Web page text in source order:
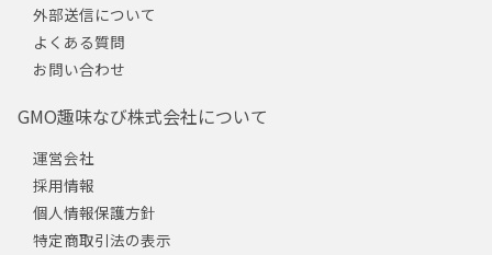
外部送信について
よくある質問
お問い合わせ
GMO趣味なび株式会社について
運営会社
採用情報
個人情報保護方針
特定商取引法の表示